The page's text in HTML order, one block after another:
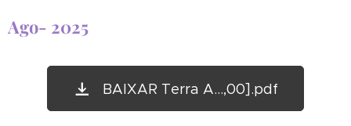
Ago- 2025
BAIXAR Terra A...,00].pdf